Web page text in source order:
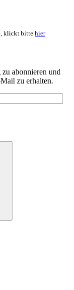
klickt bitte hier
abonnieren und
zu erhalten.